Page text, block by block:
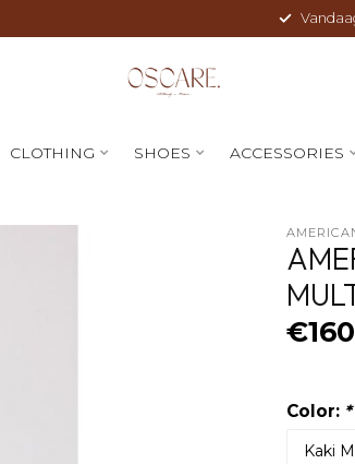
CLOTHING SHOES ACCESSORIES
Color: *